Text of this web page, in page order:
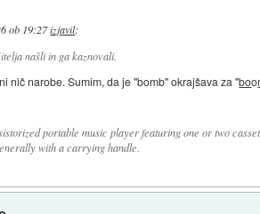
ob 19:27izjavil:
našli in ga kaznovali.
nič narobe. Sumim, da je "bomb" okrajšava za "boo
portable music player featuring one or two
with a carrying handle.